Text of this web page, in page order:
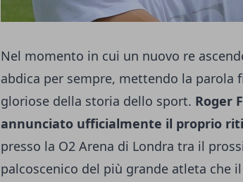
Nel momento in cui un nuovo re
abdica per sempre, mettendo la parola
gloriose della storia dello sport. Roger
annunciato ufficialmente il proprio
presso la O2 Arena di Londra tra il
palcoscenico del più grande atleta che